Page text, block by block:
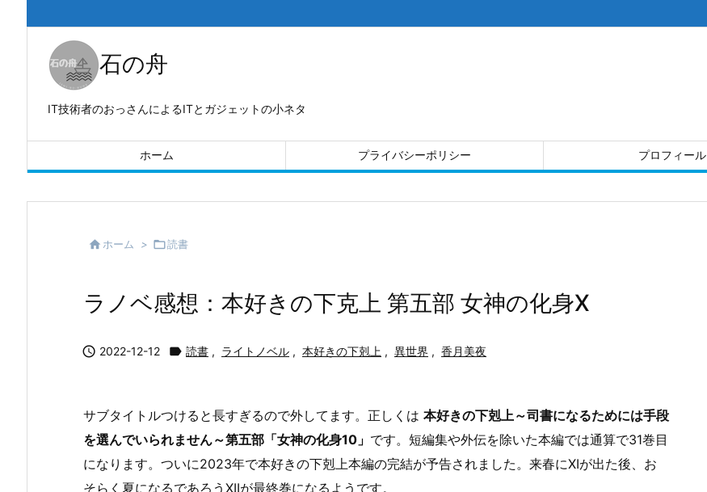
石の舟
IT技術者のおっさんによるITとガジェットの小ネタ
ホーム プライバシーポリシー プロフィール
 ホーム > 読書
ラノベ感想：本好きの下克上 第五部 女神の化身X
 2022-12-12  読書 , ライトノベル , 本好きの下剋上 , 異世界 , 香月美夜
サブタイトルつけると長すぎるので外してます。正しくは 本好きの下剋上～司書になるためには手段
を選んでいられません～第五部「女神の化身10」 です。短編集や外伝を除いた本編では通算で31巻目
になります。ついに2023年で本好きの下剋上本編の完結が予告されました。来春にXIが出た後、お
そらく夏になるであろうXIIが最終巻になるようです。